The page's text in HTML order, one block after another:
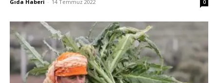
Gıda Haberi - 14 Temmuz 2022 0